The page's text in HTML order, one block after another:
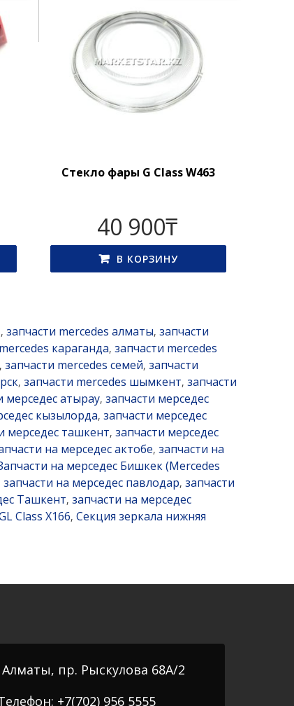
Стекло фары G Class W463
40 900₸
В КОРЗИНУ
, запчасти mercedes алматы, запчасти
караганда, запчасти mercedes
, запчасти mercedes семей, запчасти
, запчасти mercedes шымкент, запчасти
мерседес атырау, запчасти мерседес
кызылорда, запчасти мерседес
мерседес ташкент, запчасти мерседес
на мерседес актобе, запчасти на
на мерседес Бишкек (Mercedes
запчасти на мерседес павлодар, запчасти
Ташкент, запчасти на мерседес
Class X166, Секция зеркала нижняя
Алматы, пр. Рыскулова 68А/2
+7(702) 956 5555